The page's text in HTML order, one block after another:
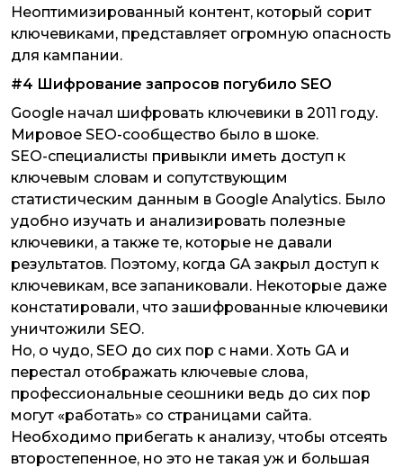
Неоптимизированный контент, который сорит
ключевиками, представляет огромную опасность
для кампании.
#4 Шифрование запросов погубило SEO
Google начал шифровать ключевики в 2011 году.
Мировое SEO-сообщество было в шоке.
SEO-специалисты привыкли иметь доступ к
ключевым словам и сопутствующим
статистическим данным в Google Analytics. Было
удобно изучать и анализировать полезные
ключевики, а также те, которые не давали
результатов. Поэтому, когда GA закрыл доступ к
ключевикам, все запаниковали. Некоторые даже
констатировали, что зашифрованные ключевики
уничтожили SEO.
Но, о чудо, SEO до сих пор с нами. Хоть GA и
перестал отображать ключевые слова,
профессиональные сеошники ведь до сих пор
могут «работать» со страницами сайта.
Необходимо прибегать к анализу, чтобы отсеять
второстепенное, но это не такая уж и большая